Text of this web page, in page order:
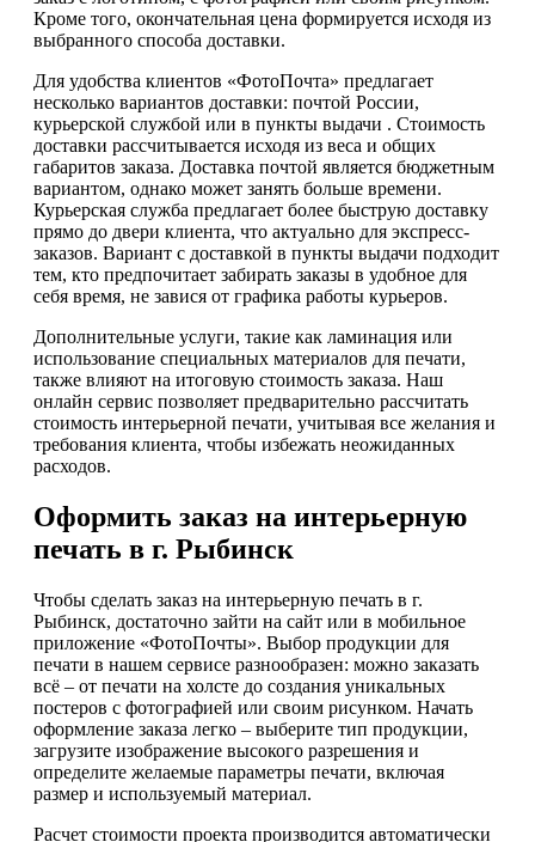
Кроме того, окончательная цена формируется исходя из
выбранного способа доставки.
Для удобства клиентов «ФотоПочта» предлагает
несколько вариантов доставки: почтой России,
курьерской службой или в пункты выдачи . Стоимость
доставки рассчитывается исходя из веса и общих
габаритов заказа. Доставка почтой является бюджетным
вариантом, однако может занять больше времени.
Курьерская служба предлагает более быструю доставку
прямо до двери клиента, что актуально для экспресс-
заказов. Вариант с доставкой в пункты выдачи подходит
тем, кто предпочитает забирать заказы в удобное для
себя время, не завися от графика работы курьеров.
Дополнительные услуги, такие как ламинация или
использование специальных материалов для печати,
также влияют на итоговую стоимость заказа. Наш
онлайн сервис позволяет предварительно рассчитать
стоимость интерьерной печати, учитывая все желания и
требования клиента, чтобы избежать неожиданных
расходов.
Оформить заказ на интерьерную
печать в г. Рыбинск
Чтобы сделать заказ на интерьерную печать в г.
Рыбинск, достаточно зайти на сайт или в мобильное
приложение «ФотоПочты». Выбор продукции для
печати в нашем сервисе разнообразен: можно заказать
всё – от печати на холсте до создания уникальных
постеров с фотографией или своим рисунком. Начать
оформление заказа легко – выберите тип продукции,
загрузите изображение высокого разрешения и
определите желаемые параметры печати, включая
размер и используемый материал.
Расчет стоимости проекта производится автоматически